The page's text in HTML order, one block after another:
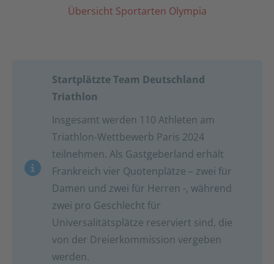
Übersicht Sportarten Olympia
Startplätzte Team Deutschland
Triathlon
Insgesamt werden 110 Athleten am
Triathlon-Wettbewerb Paris 2024
teilnehmen. Als Gastgeberland erhält
Frankreich vier Quotenplätze – zwei für
Damen und zwei für Herren -, während
zwei pro Geschlecht für
Universalitätsplätze reserviert sind, die
von der Dreierkommission vergeben
werden.